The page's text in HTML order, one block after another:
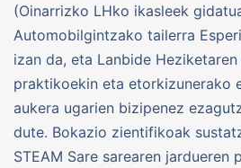
(Oinarrizko LHko ikasleek
Automobilgintzako tailerra
izan da, eta Lanbide
praktikoekin eta etorkizunerako
aukera ugarien bizipenez
dute. Bokazio zientifikoak
STEAM Sare sarearen jardueren